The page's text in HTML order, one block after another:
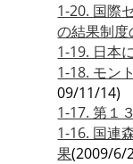
1-20. 国際
の結果制
1-19. 日本
1-18. モン
09/11/14)
1-17. 第１
1-16. 国連
果(2009/6/